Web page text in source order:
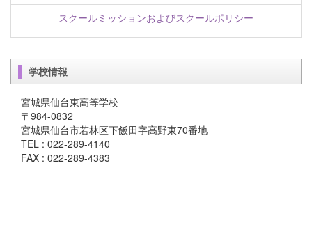
スクールミッションおよびスクールポリシー
学校情報
宮城県仙台東高等学校
〒984-0832
宮城県仙台市若林区下飯田字高野東70番地
TEL : 022-289-4140
FAX : 022-289-4383